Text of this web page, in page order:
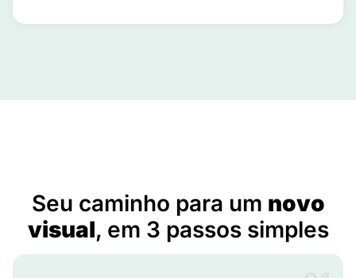
Seu caminho para um novo
visual, em 3 passos simples